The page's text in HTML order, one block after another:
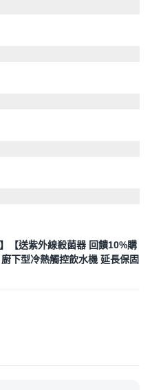
【送紫外線殺菌器 回饋10%購
下型冷熱觸控飲水機 延長保固